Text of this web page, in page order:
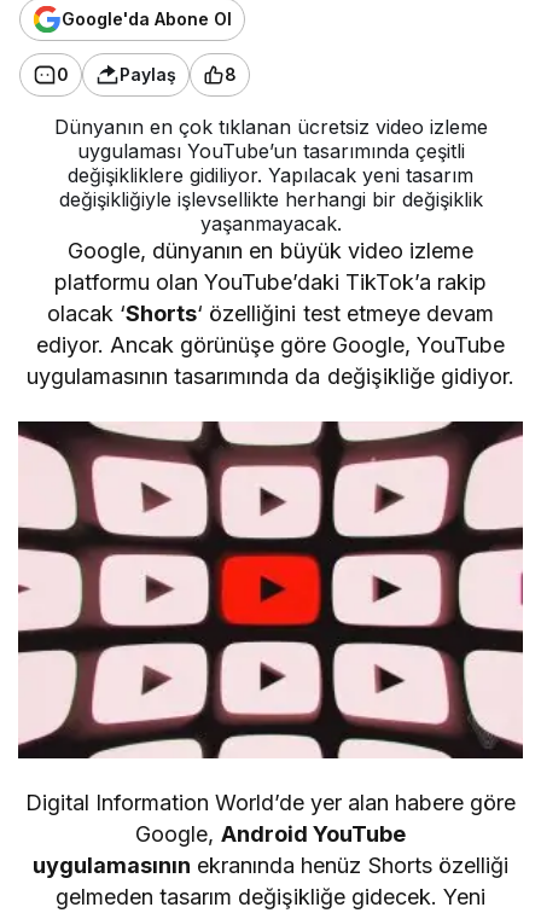
Google'da Abone Ol
0 Paylaş 8
Dünyanın en çok tıklanan ücretsiz video izleme
uygulaması YouTube’un tasarımında çeşitli
değişikliklere gidiliyor. Yapılacak yeni tasarım
değişikliğiyle işlevsellikte herhangi bir değişiklik
yaşanmayacak.
Google, dünyanın en büyük video izleme
platformu olan YouTube’daki TikTok’a rakip
olacak ‘Shorts‘ özelliğini test etmeye devam
ediyor. Ancak görünüşe göre Google, YouTube
uygulamasının tasarımında da değişikliğe gidiyor.
Digital Information World’de yer alan habere göre
Google, Android YouTube
uygulamasının ekranında henüz Shorts özelliği
gelmeden tasarım değişikliğe gidecek. Yeni